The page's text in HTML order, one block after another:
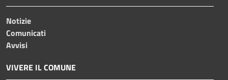
Notizie
Comunicati
Avvisi
VIVERE IL COMUNE